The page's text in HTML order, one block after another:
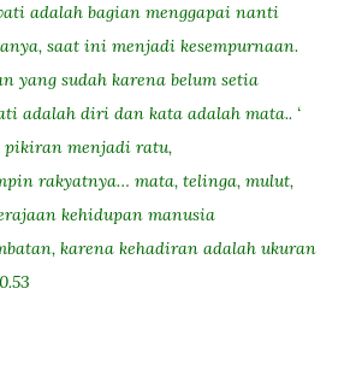
adalah bagian menggapai nanti
saat ini menjadi kesempurnaan.
yang sudah karena belum setia
adalah diri dan kata adalah mata.. ‘
menjadi ratu,
rakyatnya… mata, telinga, mulut,
kehidupan manusia
karena kehadiran adalah ukuran